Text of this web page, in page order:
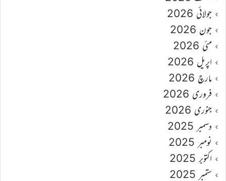
جولائی 2026
جون 2026
مئی 2026
اپریل 2026
مارچ 2026
فروری 2026
جنوری 2026
دسمبر 2025
نومبر 2025
اکتوبر 2025
ستمبر 2025